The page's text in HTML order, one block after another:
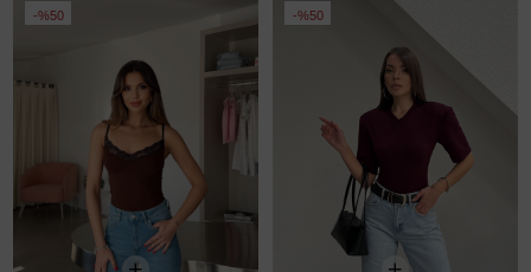
%50 %50